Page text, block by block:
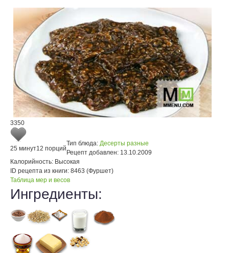
3350
25 минут12 порций
Тип блюда: Десерты разные
Рецепт добавлен: 13.10.2009
Калорийность: Высокая
ID рецепта из книги: 8463 (Фуршет)
Таблица мер и весов
Ингредиенты: